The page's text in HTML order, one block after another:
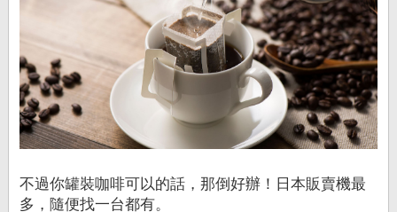
不過你罐裝咖啡可以的話，那倒好辦！日本販賣機最
多，隨便找一台都有。